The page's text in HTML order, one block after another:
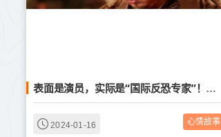
表面是演员，实际是“国际反恐专家”！这位著名老戏骨，隐藏好深
2024-01-16 心情故事